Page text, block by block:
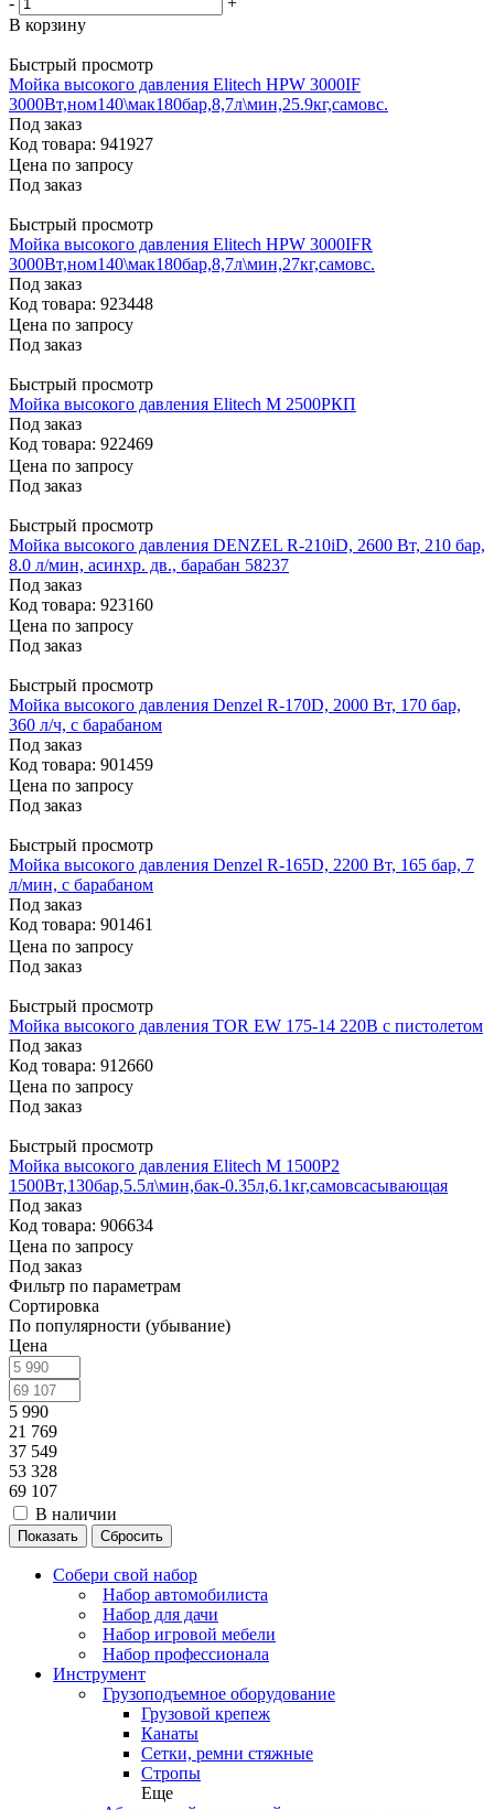
В корзину
Быстрый просмотр
Мойка высокого давления Elitech HPW 3000IF
3000Вт,ном140\мак180бар,8,7л\мин,25.9кг,самовс.
Под заказ
Код товара: 941927
Цена по запросу
Под заказ
Быстрый просмотр
Мойка высокого давления Elitech HPW 3000IFR
3000Вт,ном140\мак180бар,8,7л\мин,27кг,самовс.
Под заказ
Код товара: 923448
Цена по запросу
Под заказ
Быстрый просмотр
Мойка высокого давления Elitech М 2500РКП
Под заказ
Код товара: 922469
Цена по запросу
Под заказ
Быстрый просмотр
Мойка высокого давления DENZEL R-210iD, 2600 Вт, 210 бар,
8.0 л/мин, асинхр. дв., барабан 58237
Под заказ
Код товара: 923160
Цена по запросу
Под заказ
Быстрый просмотр
Мойка высокого давления Denzel R-170D, 2000 Вт, 170 бар,
360 л/ч, с барабаном
Под заказ
Код товара: 901459
Цена по запросу
Под заказ
Быстрый просмотр
Мойка высокого давления Denzel R-165D, 2200 Вт, 165 бар, 7
л/мин, с барабаном
Под заказ
Код товара: 901461
Цена по запросу
Под заказ
Быстрый просмотр
Мойка высокого давления TOR EW 175-14 220В с пистолетом
Под заказ
Код товара: 912660
Цена по запросу
Под заказ
Быстрый просмотр
Мойка высокого давления Elitech М 1500Р2
1500Вт,130бар,5.5л\мин,бак-0.35л,6.1кг,самовсасывающая
Под заказ
Код товара: 906634
Цена по запросу
Под заказ
Фильтр по параметрам
Сортировка
По популярности (убывание)
Цена
5 990
21 769
37 549
53 328
69 107
В наличии
Сбросить
Собери свой набор
Набор автомобилиста
Набор для дачи
Набор игровой мебели
Набор профессионала
Инструмент
Грузоподъемное оборудование
Грузовой крепеж
Канаты
Сетки, ремни стяжные
Стропы
Еще